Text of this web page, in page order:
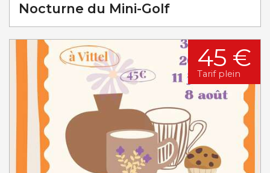
Nocturne du Mini-Golf
45 €
Tarif plein